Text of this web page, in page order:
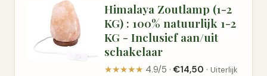
Himalaya Zoutlamp (1-2
KG) : 100% natuurlijk 1-2
KG - Inclusief aan/uit
schakelaar
★★★★★ 4.9/5 ·€14,50 · Uiterlijk